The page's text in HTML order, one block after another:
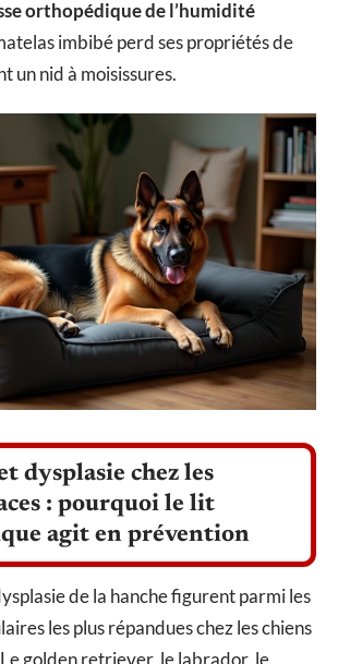
orthopédique de l’humidité
imbibé perd ses propriétés de
un nid à moisissures.
dysplasie chez les
: pourquoi le lit
agit en prévention
de la hanche figurent parmi les
les plus répandues chez les chiens